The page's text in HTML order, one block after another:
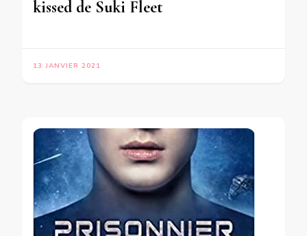
kissed de Suki Fleet
13 JANVIER 2021